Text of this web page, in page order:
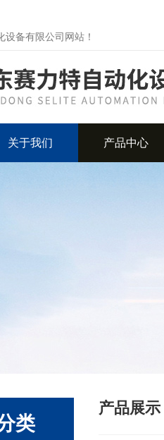
备有限公司网站！
关于我们 产品中心
类
产品展示